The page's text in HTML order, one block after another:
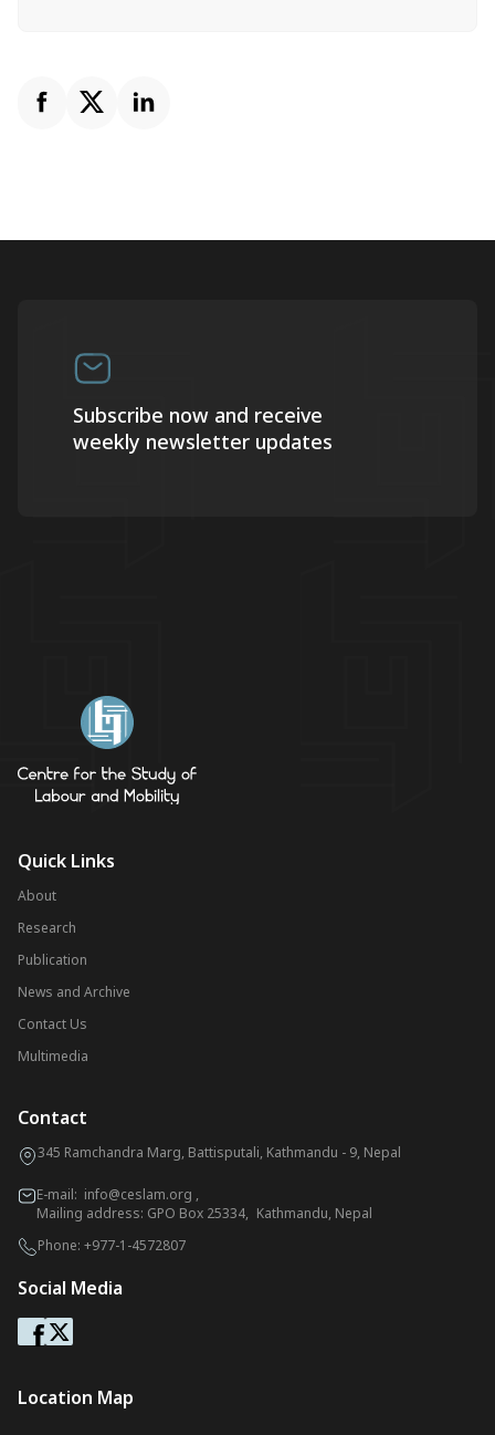
Subscribe now and receive
weekly newsletter updates
Quick Links
About
Research
Publication
News and Archive
Contact Us
Multimedia
Contact
345 Ramchandra Marg, Battisputali, Kathmandu - 9, Nepal
E-mail: info@ceslam.org ,
Mailing address: GPO Box 25334, Kathmandu, Nepal
Phone: +977-1-4572807
Social Media
Location Map